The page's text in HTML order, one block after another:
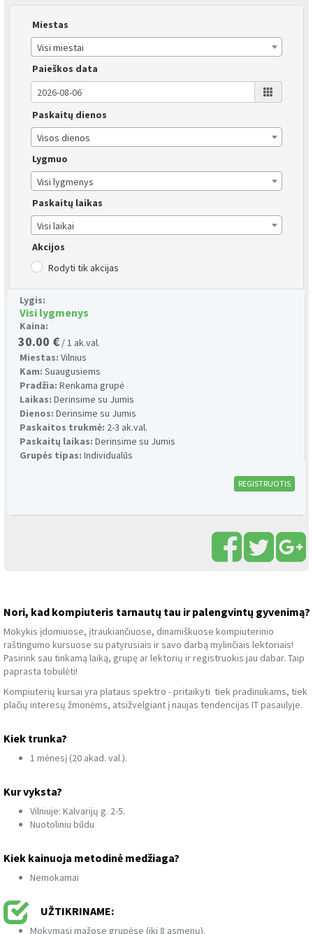
Miestas
Visi miestai
Paieškos data
Paskaitų dienos
Visos dienos
Lygmuo
Visi lygmenys
Paskaitų laikas
Visi laikai
Akcijos
Rodyti tik akcijas
Lygis:
Visi lygmenys
Kaina:
30.00 € / 1 ak.val.
Miestas: Vilnius
Kam: Suaugusiems
Pradžia: Renkama grupė
Laikas: Derinsime su Jumis
Dienos: Derinsime su Jumis
Paskaitos trukmė: 2-3 ak.val.
Paskaitų laikas: Derinsime su Jumis
Grupės tipas: Individualūs
REGISTRUOTIS
Nori, kad kompiuteris tarnautų tau ir palengvintų gyvenimą?
Mokykis įdomiuose, įtraukiančiuose, dinamiškuose kompiuterinio
raštingumo kursuose su patyrusiais ir savo darbą mylinčiais lektoriais!
Pasirink sau tinkamą laiką, grupę ar lektorių ir registruokis jau dabar. Taip
paprasta tobulėti!
Kompiuterių kursai yra plataus spektro - pritaikyti tiek pradinukams, tiek
plačių interesų žmonėms, atsižvelgiant į naujas tendencijas IT pasaulyje.
Kiek trunka?
1 mėnesį (20 akad. val.).
Kur vyksta?
Vilniuje: Kalvarijų g. 2-5.
Nuotoliniu būdu
Kiek kainuoja metodinė medžiaga?
Nemokamai
UŽTIKRINAME:
Mokymąsi mažose grupėse (iki 8 asmenų).